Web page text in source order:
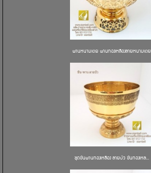
พานหนามเตย พานทองเหลืองลายหนามเตย
ชุดขันพานทองเหลือง ลายบัว ขันทองเหล...